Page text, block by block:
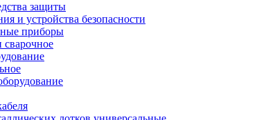
защиты
и устройства безопасности
приборы
сварочное